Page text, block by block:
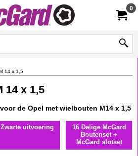
0
14 x 1,5
14 x 1,5
de Opel met wielbouten M14 x 1,5
Zwarte uitvoering
16 Delige McGard
Boutenset +
McGard slotset